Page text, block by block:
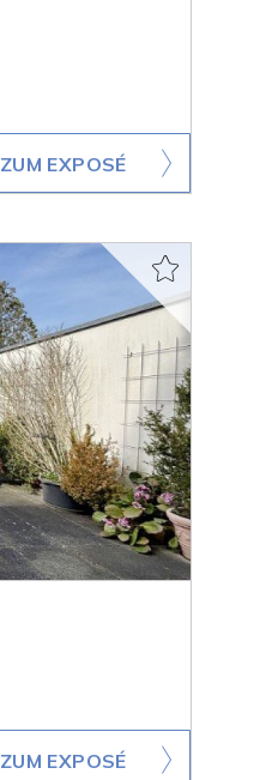
ZUM EXPOSÉ
ZUM EXPOSÉ